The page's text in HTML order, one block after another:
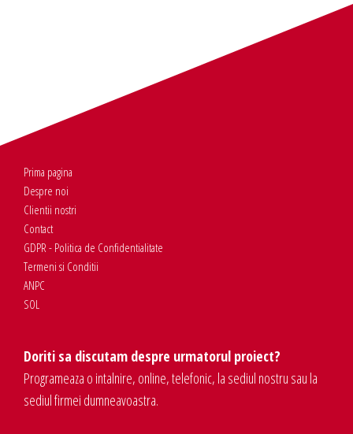
Prima pagina
Despre noi
Clientii nostri
Contact
GDPR - Politica de Confidentialitate
Termeni si Conditii
ANPC
SOL
Doriti sa discutam despre urmatorul proiect?
Programeaza o intalnire, online, telefonic, la sediul nostru sau la
sediul firmei dumneavoastra.